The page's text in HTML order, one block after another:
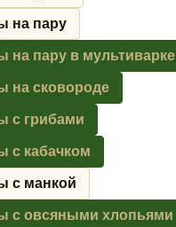
на пару
на пару в мультиварке
на сковороде
с грибами
с кабачком
с манкой
с овсяными хлопьями